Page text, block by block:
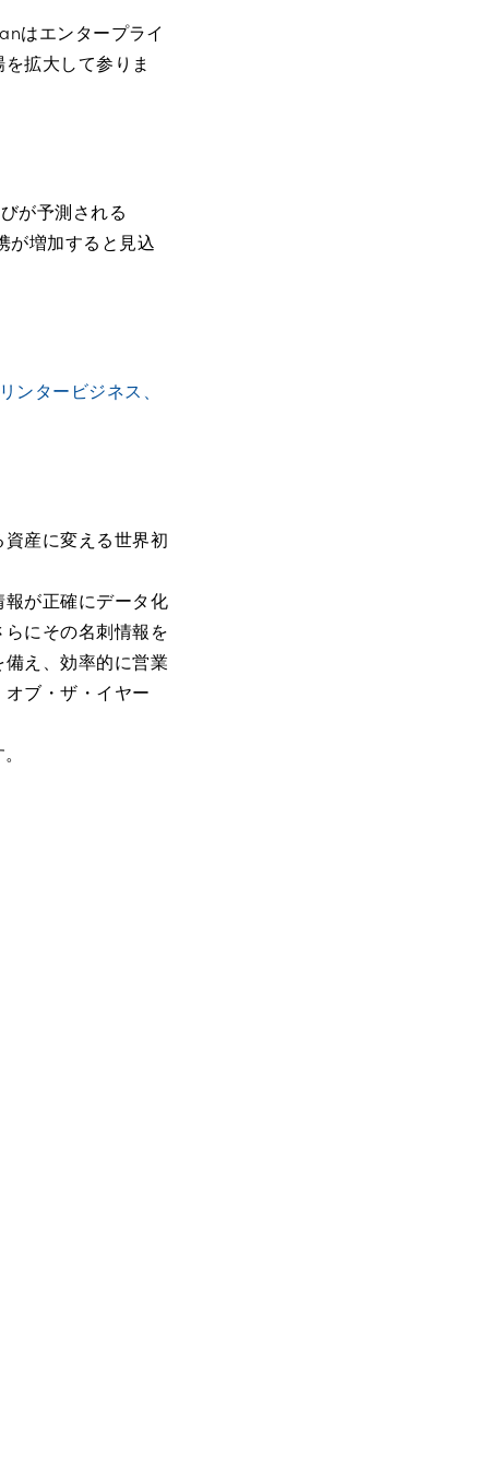
はエンタープライ
拡大して参りま
が予測される
が増加すると見込
ンタービジネス、
産に変える世界初
が正確にデータ化
にその名刺情報を
え、効率的に営業
ブ・ザ・イヤー